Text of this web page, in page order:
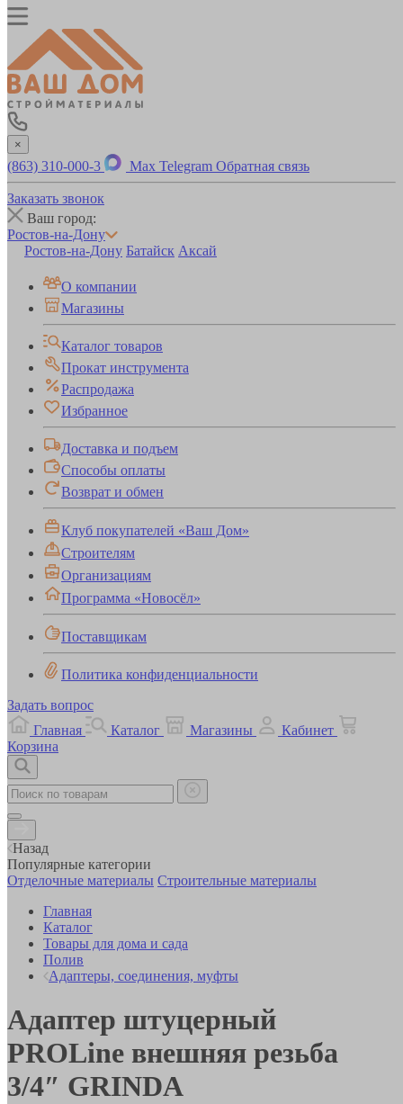
×
(863) 310-000-3 Max Telegram Обратная связь
Заказать звонок
Ваш город:
Ростов-на-Дону
Ростов-на-Дону Батайск Аксай
О компании
Магазины
Каталог товаров
Прокат инструмента
Распродажа
Избранное
Доставка и подъем
Способы оплаты
Возврат и обмен
Клуб покупателей «Ваш Дом»
Строителям
Организациям
Программа «Новосёл»
Поставщикам
Политика конфиденциальности
Задать вопрос
Главная
Каталог Магазины
Кабинет
Корзина
Назад
Популярные категории
Отделочные материалы Строительные материалы
Главная
Каталог
Товары для дома и сада
Полив
Адаптеры, соединения, муфты
Адаптер штуцерный
PROLine внешняя резьба
3/4″ GRINDA